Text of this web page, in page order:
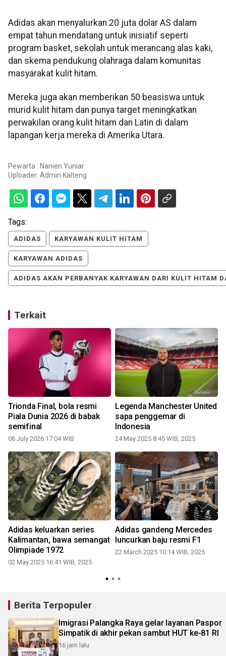
Adidas akan menyalurkan 20 juta dolar AS dalam
empat tahun mendatang untuk inisiatif seperti
program basket, sekolah untuk merancang alas kaki,
dan skema pendukung olahraga dalam komunitas
masyarakat kulit hitam.
Mereka juga akan memberikan 50 beasiswa untuk
murid kulit hitam dan punya target meningkatkan
perwakilan orang kulit hitam dan Latin di dalam
lapangan kerja mereka di Amerika Utara.
Pewarta : Nanien Yuniar
Uploader: Admin Kalteng
Tags:
ADIDAS KARYAWAN KULIT HITAM
KARYAWAN ADIDAS
ADIDAS AKAN PERBANYAK KARYAWAN DARI KULIT HITAM
Terkait
Trionda Final, bola resmi
Piala Dunia 2026 di babak
semifinal
06 July 2026 17:04 WIB
Legenda Manchester United
sapa penggemar di
Indonesia
24 May 2025 8:45 WIB, 2025
Adidas keluarkan series
Kalimantan, bawa semangat
Olimpiade 1972
02 May 2025 16:41 WIB, 2025
Adidas gandeng Mercedes
luncurkan baju resmi F1
22 March 2025 10:14 WIB, 2025
Berita Terpopuler
Imigrasi Palangka Raya gelar layanan Paspor
Simpatik di akhir pekan sambut HUT ke-81 RI
16 jam lalu